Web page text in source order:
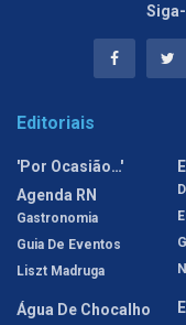
Editoriais
'Por Ocasião…'
Agenda RN
Gastronomia
Guia De Eventos
Liszt Madruga
Água De Chocalho